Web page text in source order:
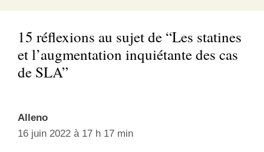
15 réflexions au sujet de “Les statines
et l’augmentation inquiétante des cas
de SLA”
Alleno
16 juin 2022 à 17 h 17 min